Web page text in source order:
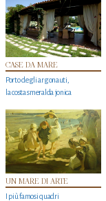
CASE DA MARE
Porto degli argonauti,
la costa smeralda jonica
UN MARE DI ARTE
I più famosi quadri